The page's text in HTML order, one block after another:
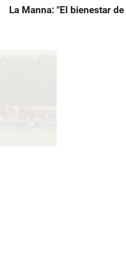
La Manna: "El bienestar